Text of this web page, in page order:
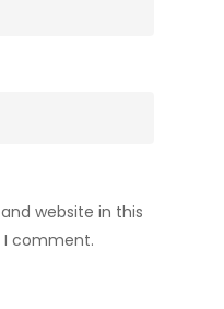
website in this
comment.